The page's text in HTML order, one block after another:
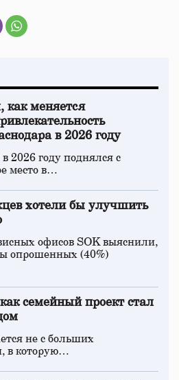
как меняется
в 2026 году
2026 году поднялся с
место в…
хотели бы улучшить
офисов SOK выяснили,
опрошенных (40%)
семейный проект стал
не с больших
в которую…